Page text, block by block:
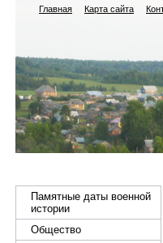
Главная Карта сайта
Памятные даты военной
истории
Общество